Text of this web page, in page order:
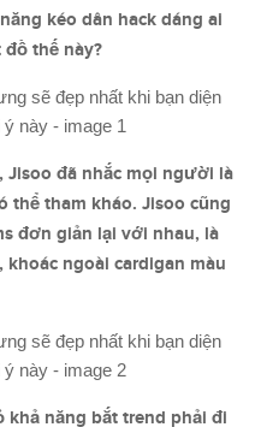
kéo dân hack dáng ai
đồ thế này?
Jisoo đã nhắc mọi người là
thể tham kháo. Jisoo cũng
đơn giản lại với nhau, là
ngoài cardigan màu
khả năng bắt trend phải đi